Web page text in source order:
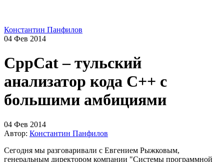
Константин Панфилов
04 Фев 2014
CppCat – тульский
анализатор кода C++ с
большими амбициями
04 Фев 2014
Автор: Константин Панфилов
Сегодня мы разговаривали с Евгением Рыжковым,
генеральным директором компании "Системы программной